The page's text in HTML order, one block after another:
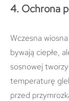
4. Ochrona
Wczesna
bywają ciepłe,
sosnowej
temperaturę
przed